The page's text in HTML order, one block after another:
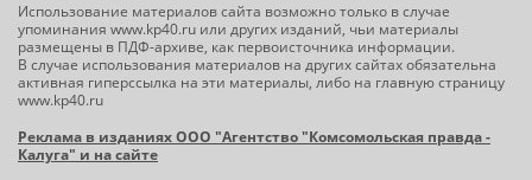
Использование материалов сайта возможно только в случае
упоминания www.kp40.ru или других изданий, чьи материалы
размещены в ПДФ-архиве, как первоисточника информации.
В случае использования материалов на других сайтах обязательна
активная гиперссылка на эти материалы, либо на главную страницу
www.kp40.ru
Реклама в изданиях ООО "Агентство "Комсомольская правда -
Калуга" и на сайте